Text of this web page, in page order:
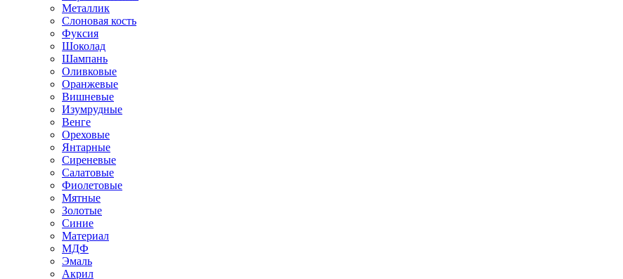
Металлик
Слоновая кость
Фуксия
Шоколад
Шампань
Оливковые
Оранжевые
Вишневые
Изумрудные
Венге
Ореховые
Янтарные
Сиреневые
Салатовые
Фиолетовые
Мятные
Золотые
Синие
Материал
МДФ
Эмаль
Акрил